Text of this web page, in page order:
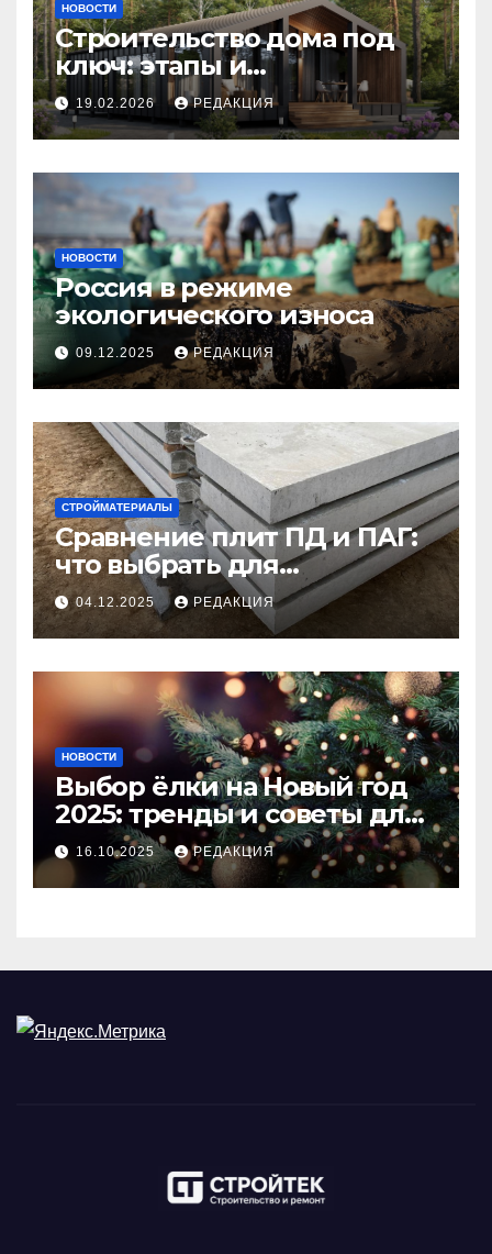
НОВОСТИ
Строительство дома под
ключ: этапы и
планирование бюджета
19.02.2026 РЕДАКЦИЯ
НОВОСТИ
Россия в режиме
экологического износа
09.12.2025 РЕДАКЦИЯ
СТРОЙМАТЕРИАЛЫ
Сравнение плит ПД и ПАГ:
что выбрать для
долговечного и прочного
покрытия
04.12.2025 РЕДАКЦИЯ
НОВОСТИ
Выбор ёлки на Новый год
2025: тренды и советы для
идеального праздника
16.10.2025 РЕДАКЦИЯ